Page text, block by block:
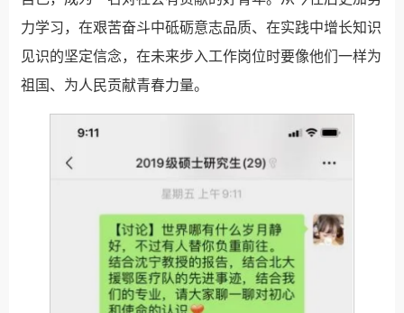
力学习，在艰苦奋斗中砥砺意志品质、在实践中增长知识
见识的坚定信念，在未来步入工作岗位时要像他们一样为
祖国、为人民贡献青春力量。